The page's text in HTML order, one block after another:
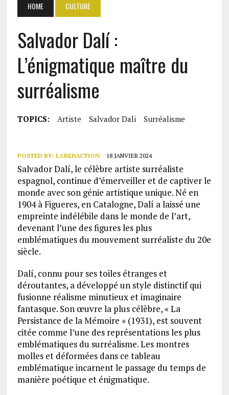
HOME CULTURE
Salvador Dalí :
L’énigmatique maître du
surréalisme
TOPICS: Artiste Salvador Dali Surréalisme
POSTED BY: LAREDACTION 18 JANVIER 2024
Salvador Dalí, le célèbre artiste surréaliste
espagnol, continue d’émerveiller et de captiver le
monde avec son génie artistique unique. Né en
1904 à Figueres, en Catalogne, Dalí a laissé une
empreinte indélébile dans le monde de l’art,
devenant l’une des figures les plus
emblématiques du mouvement surréaliste du 20e
siècle.
Dalí, connu pour ses toiles étranges et
déroutantes, a développé un style distinctif qui
fusionne réalisme minutieux et imaginaire
fantasque. Son œuvre la plus célèbre, « La
Persistance de la Mémoire » (1931), est souvent
citée comme l’une des représentations les plus
emblématiques du surréalisme. Les montres
molles et déformées dans ce tableau
emblématique incarnent le passage du temps de
manière poétique et énigmatique.